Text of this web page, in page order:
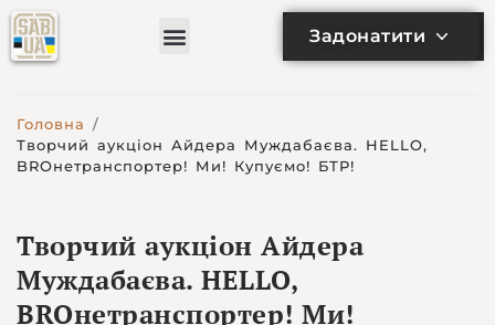
Задонатити
Головна /
Творчий аукціон Айдера Муждабаєва. HELLO,
BROнетранспортер! Ми! Купуємо! БТР!
Творчий аукціон Айдера
Муждабаєва. HELLO,
BROнетранспортер! Ми!